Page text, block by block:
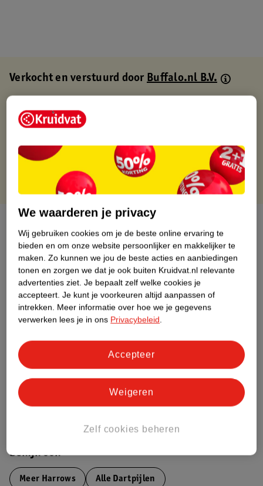
Verkocht en verstuurd doorBuffalo.nl B.V.
Gratis thuisbezorgd
Gratis retourneren via verkooppartner.
Gratis punten met je Kruidvat kaart
Over dit product
Productinformatie
Etiketinformatie
Nature Impact Score
Impact Score.
Meer informatie
Bestel & Bezorginformatie
Bekijk ook
Meer Harrows Alle Dartpijlen
We waarderen je privacy
Wij gebruiken cookies om je de beste online ervaring te
bieden en om onze website persoonlijker en makkelijker te
maken. Zo kunnen we jou de beste acties en aanbiedingen
tonen en zorgen we dat je ook buiten Kruidvat.nl relevante
advertenties ziet. Je bepaalt zelf welke cookies je
accepteert. Je kunt je voorkeuren altijd aanpassen of
intrekken. Meer informatie over hoe we je gegevens
verwerken lees je in ons Privacybeleid.
Zelf cookies beheren
Weigeren
Accepteer